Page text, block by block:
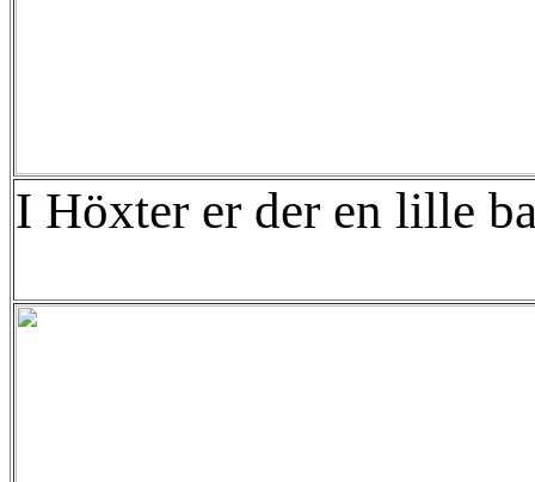
I Höxter er der en lille